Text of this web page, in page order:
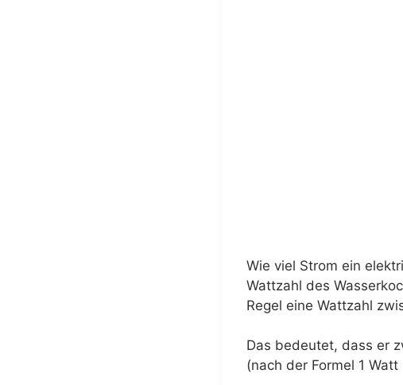
Wie viel Strom ein
Wattzahl des
Regel eine Wattzahl
Das bedeutet, dass er
(nach der Formel 1